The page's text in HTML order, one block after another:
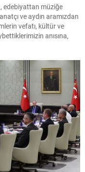
edebiyattan müziğe
ve aydın aramızdan
vefatı, kültür ve
anısına,